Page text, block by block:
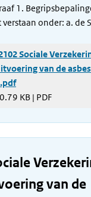
1.
onder: a. de
Sociale
van de
KB | PDF
van de